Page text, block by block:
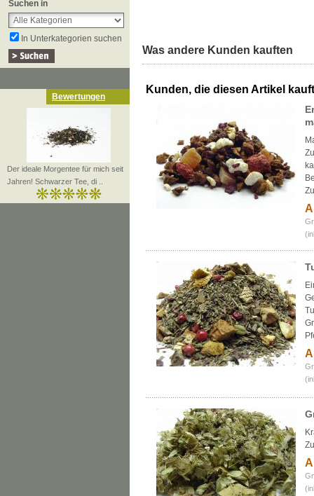
Suchen in
In Unterkategorien suchen
Bewertungen
Der ideale Morgentee für mich seit
Jahren! Schwarzer Tee, di ..
Was andere Kunden kauften
Kunden, die diesen Artikel